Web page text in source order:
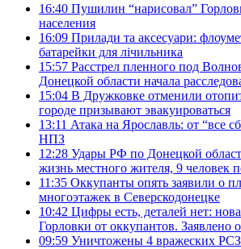
16:40 Пушилин “нарисовал”
населения
16:09 Прилади та аксесуари:
батарейки для лічильника
15:57 Расстрел пленного под
Донецкой области начала
15:04 В Дружковке отменили
городе призывают эвакуироваться
13:11 Атака на Ярославль: от “все
НПЗ
12:28 Удары РФ по Донецкой
жизнь местного жителя, 9 человек
11:35 Оккупанты опять заявили о
многоэтажек в Северскодонецке
10:42 Цифры есть, деталей нет:
Горловки от оккупантов. Заявлено
09:59 Уничтожены 4 вражеских